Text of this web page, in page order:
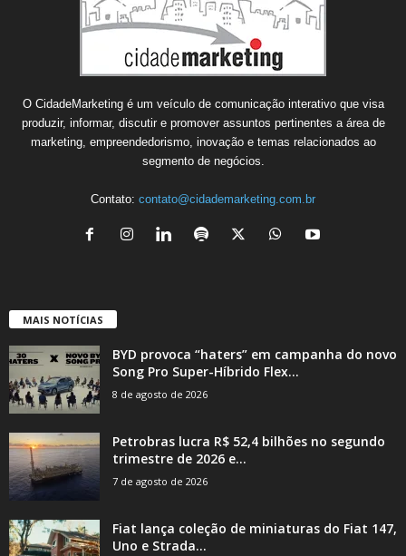
O CidadeMarketing é um veículo de comunicação interativo que visa
produzir, informar, discutir e promover assuntos pertinentes a área de
marketing, empreendedorismo, inovação e temas relacionados ao
segmento de negócios.
Contato: contato@cidademarketing.com.br
MAIS NOTÍCIAS
BYD provoca “haters” em campanha do novo
Song Pro Super-Híbrido Flex...
8 de agosto de 2026
Petrobras lucra R$ 52,4 bilhões no segundo
trimestre de 2026 e...
7 de agosto de 2026
Fiat lança coleção de miniaturas do Fiat 147,
Uno e Strada...